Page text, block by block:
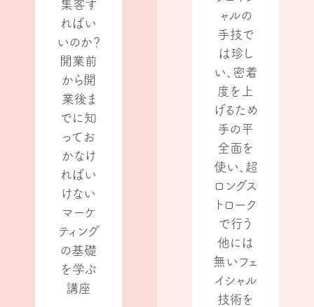
集客す
ればい
いのか？
開業前
から開
業後ま
でに知
ってお
かなけ
ればい
けない
マーケ
ティング
の基礎
を学ぶ
講座
ャルの
手技で
は珍し
い、密着
度を上
げるため
手の平
全面を
使い、超
ロングス
トローク
で行う
他には
無いフェ
イシャル
技術を